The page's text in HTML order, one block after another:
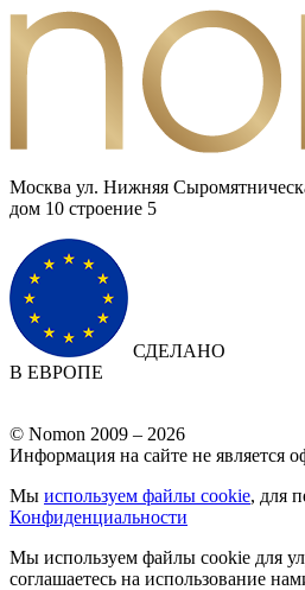
Москва ул. Нижняя
дом 10 cтроение 5
СДЕЛАНО
В ЕВРОПЕ
© Nomon 2009 – 2026
Информация на сайте не является
Мы используем файлы cookie, для
Конфиденциальности
Мы используем файлы cookie для
соглашаетесь на использование